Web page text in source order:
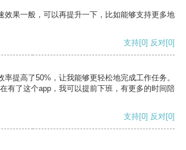
效果一般，可以再提升一下，比如能够支持更多地
支持[0] 反对[0]
率提高了50%，让我能够更轻松地完成工作任务。
有了这个app，我可以提前下班，有更多的时间陪
支持[0] 反对[0]